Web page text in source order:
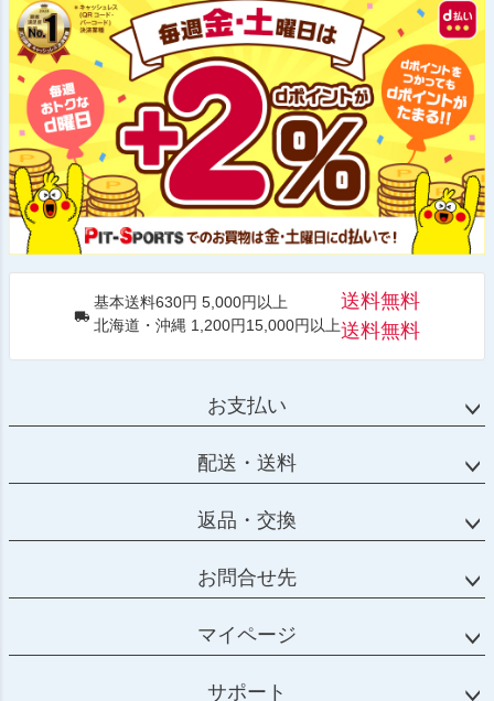
基本送料630円 5,000円以上
北海道・沖縄 1,200円15,000円以上
送料無料
送料無料
お支払い
配送・送料
返品・交換
お問合せ先
マイページ
サポート